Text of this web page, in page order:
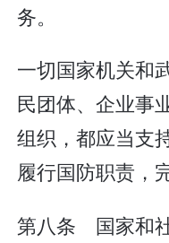
务。
一切国家机关和
民团体、企业事
组织，都应当支
履行国防职责，
第八条 国家和